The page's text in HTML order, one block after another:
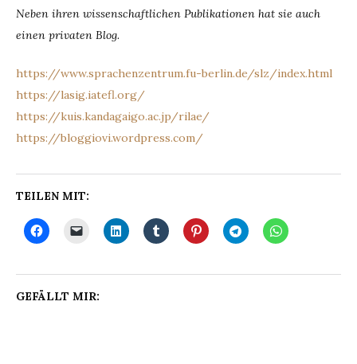
Neben ihren wissenschaftlichen Publikationen hat sie auch
einen privaten Blog.
https://www.sprachenzentrum.fu-berlin.de/slz/index.html
https://lasig.iatefl.org/
https://kuis.kandagaigo.ac.jp/rilae/
https://bloggiovi.wordpress.com/
TEILEN MIT:
GEFÄLLT MIR: